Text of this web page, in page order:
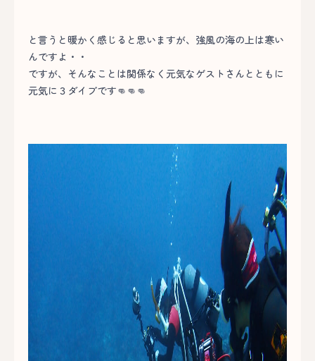
と言うと暖かく感じると思いますが、強風の海の上は寒い
んですよ・・
ですが、そんなことは関係なく元気なゲストさんとともに
元気に３ダイブです👊👊👊